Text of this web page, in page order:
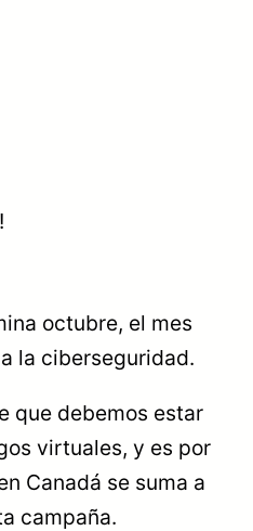
octubre, el mes
la ciberseguridad.
que debemos estar
virtuales, y es por
Canadá se suma a
campaña.